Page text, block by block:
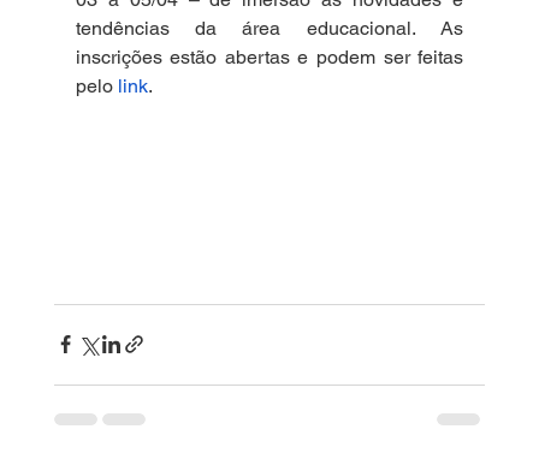
tendências da área educacional. As
inscrições estão abertas e podem ser feitas
pelo link.